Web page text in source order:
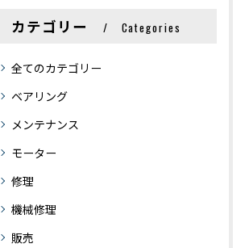
カテゴリー Categories
全てのカテゴリー
ベアリング
メンテナンス
モーター
修理
機械修理
販売